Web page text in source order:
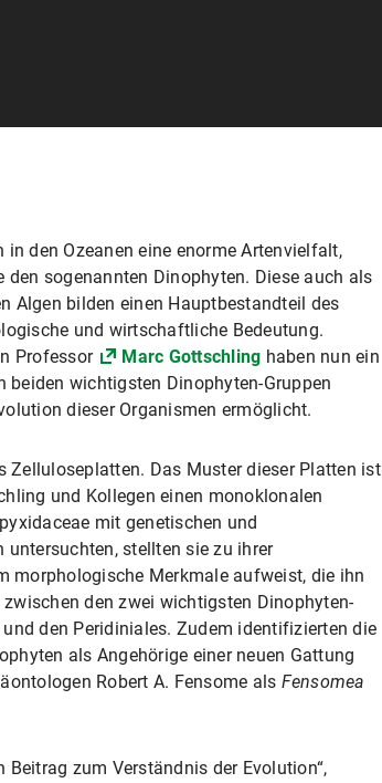
den Ozeanen eine enorme Artenvielfalt,
sogenannten Dinophyten. Diese auch als
Algen bilden einen Hauptbestandteil des
und wirtschaftliche Bedeutung.
Professor
Marc Gottschling haben nun ein
beiden wichtigsten Dinophyten-Gruppen
dieser Organismen ermöglicht.
Zelluloseplatten. Das Muster dieser Platten ist
und Kollegen einen monoklonalen
mit genetischen und
stellten sie zu ihrer
morphologische Merkmale aufweist, die ihn
den zwei wichtigsten Dinophyten-
den Peridiniales. Zudem identifizierten die
als Angehörige einer neuen Gattung
Robert A. Fensome als Fensomea
zum Verständnis der Evolution“,